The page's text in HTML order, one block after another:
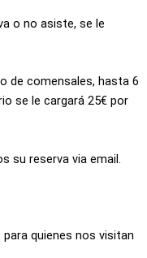
o no asiste, se le
de comensales, hasta 6
se le cargará 25€ por
su reserva via email.
quienes nos visitan